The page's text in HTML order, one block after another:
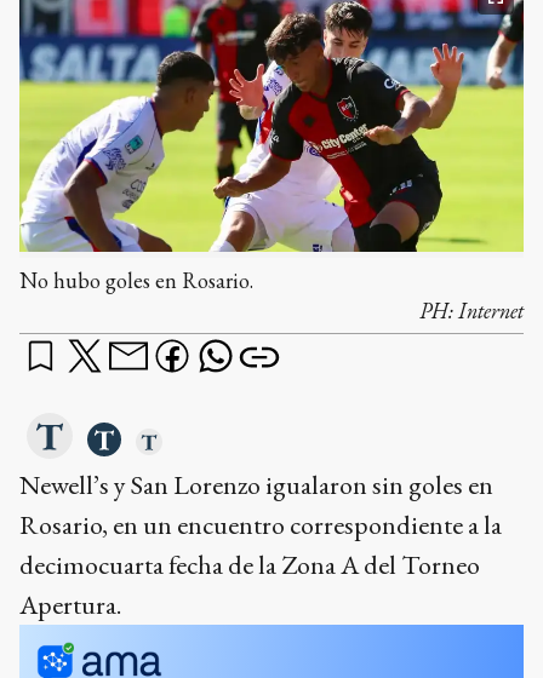
No hubo goles en Rosario.
PH:Internet
Newell’s y San Lorenzo igualaron sin goles en
Rosario, en un encuentro correspondiente a la
decimocuarta fecha de la Zona A del Torneo
Apertura.